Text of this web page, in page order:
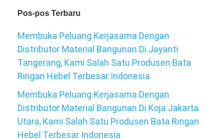
Pos-pos Terbaru
Membuka Peluang Kerjasama Dengan
Distributor Material Bangunan Di Jayanti
Tangerang, Kami Salah Satu Produsen Bata
Ringan Hebel Terbesar Indonesia
Membuka Peluang Kerjasama Dengan
Distributor Material Bangunan Di Koja Jakarta
Utara, Kami Salah Satu Produsen Bata Ringan
Hebel Terbesar Indonesia